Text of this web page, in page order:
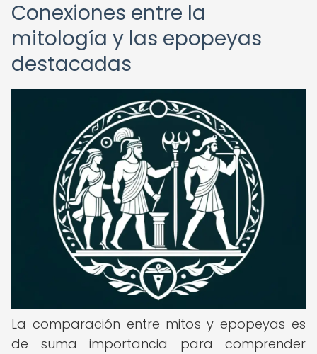
Conexiones entre la
mitología y las epopeyas
destacadas
La comparación entre mitos y epopeyas es
de suma importancia para comprender